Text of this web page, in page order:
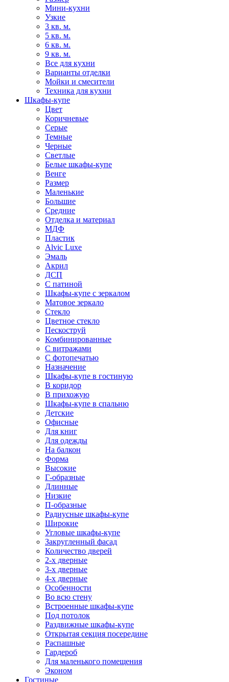
Мини-кухни
Узкие
3 кв. м.
5 кв. м.
6 кв. м.
9 кв. м.
Все для кухни
Варианты отделки
Мойки и смесители
Техника для кухни
Шкафы-купе
Цвет
Коричневые
Серые
Темные
Черные
Светлые
Белые шкафы-купе
Венге
Размер
Маленькие
Большие
Средние
Отделка и материал
МДФ
Пластик
Alvic Luxe
Эмаль
Акрил
ДСП
С патиной
Шкафы-купе с зеркалом
Матовое зеркало
Стекло
Цветное стекло
Пескоструй
Комбинированные
С витражами
С фотопечатью
Назначение
Шкафы-купе в гостиную
В коридор
В прихожую
Шкафы-купе в спальню
Детские
Офисные
Для книг
Для одежды
На балкон
Форма
Высокие
Г-образные
Длинные
Низкие
П-образные
Радиусные шкафы-купе
Широкие
Угловые шкафы-купе
Закругленный фасад
Количество дверей
2-х дверные
3-х дверные
4-х дверные
Особенности
Во всю стену
Встроенные шкафы-купе
Под потолок
Раздвижные шкафы-купе
Открытая секция посередине
Распашные
Гардероб
Для маленького помещения
Эконом
Гостиные